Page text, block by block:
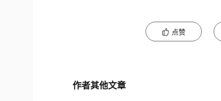
点赞
作者其他文章